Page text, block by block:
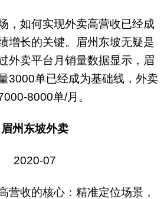
，如何实现外卖高营收已经成
增长的关键。眉州东坡无疑是
外卖平台月销量数据显示，眉
3000单已经成为基础线，外卖
8000单/月。
眉州东坡外卖
2020-07
营收的核心：精准定位场景，